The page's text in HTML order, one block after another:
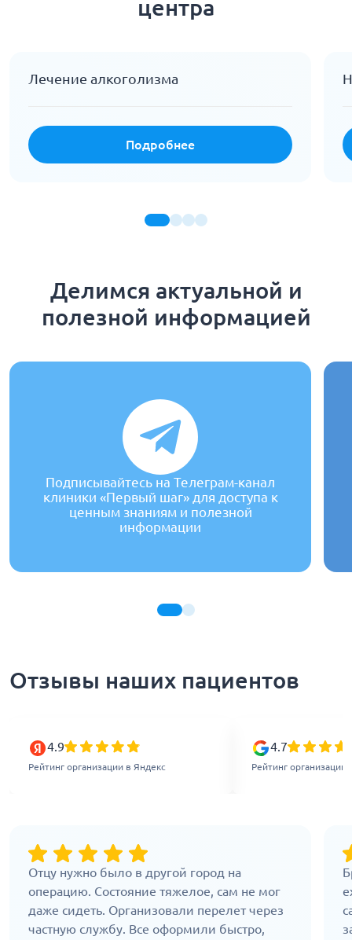
центра
Лечение алкоголизма
Подробнее
Делимся актуальной и
полезной информацией
Подписывайтесь на Телеграм-канал
клиники «Первый шаг» для доступа к
ценным знаниям и полезной
информации
Отзывы наших пациентов
4.9
Рейтинг организации в Яндекс
4.7
Рейтинг организации
Отцу нужно было в другой город на
операцию. Состояние тяжелое, сам не мог
даже сидеть. Организовали перелет через
частную службу. Все оформили быстро,